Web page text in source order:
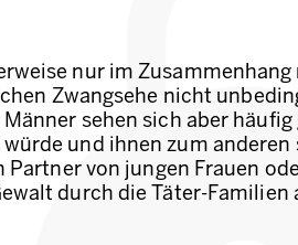
nur im
Zwangsehe nicht
sehen sich aber
und ihnen zum anderen
von jungen Frauen
durch die Täter-